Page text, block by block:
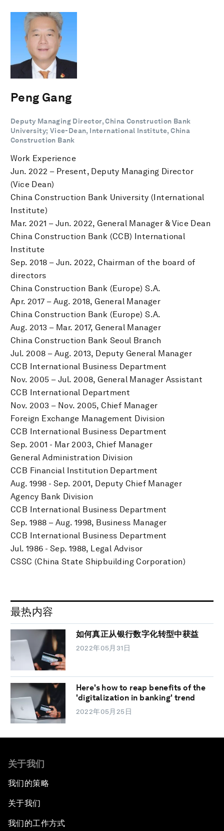
Peng Gang
Deputy Managing Director, China Construction Bank
University; Vice-Dean, International Institute, China
Construction Bank
Work Experience
Jun. 2022 – Present, Deputy Managing Director
(Vice Dean)
China Construction Bank University (International
Institute)
Mar. 2021 – Jun. 2022, General Manager & Vice Dean
China Construction Bank (CCB) International
Institute
Sep. 2018 – Jun. 2022, Chairman of the board of
directors
China Construction Bank (Europe) S.A.
Apr. 2017 – Aug. 2018, General Manager
China Construction Bank (Europe) S.A.
Aug. 2013 – Mar. 2017, General Manager
China Construction Bank Seoul Branch
Jul. 2008 – Aug. 2013, Deputy General Manager
CCB International Business Department
Nov. 2005 – Jul. 2008, General Manager Assistant
CCB International Department
Nov. 2003 – Nov. 2005, Chief Manager
Foreign Exchange Management Division
CCB International Business Department
Sep. 2001 - Mar 2003, Chief Manager
General Administration Division
CCB Financial Institution Department
Aug. 1998 - Sep. 2001, Deputy Chief Manager
Agency Bank Division
CCB International Business Department
Sep. 1988 – Aug. 1998, Business Manager
CCB International Business Department
Jul. 1986 - Sep. 1988, Legal Advisor
CSSC (China State Shipbuilding Corporation)
最热内容
如何真正从银行数字化转型中获益
2022年05月31日
Here's how to reap benefits of the
'digitalization in banking' trend
2022年05月25日
关于我们
我们的策略
关于我们
我们的工作方式